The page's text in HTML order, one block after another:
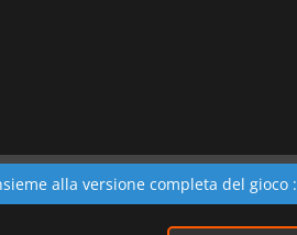
alla versione completa del gioco :